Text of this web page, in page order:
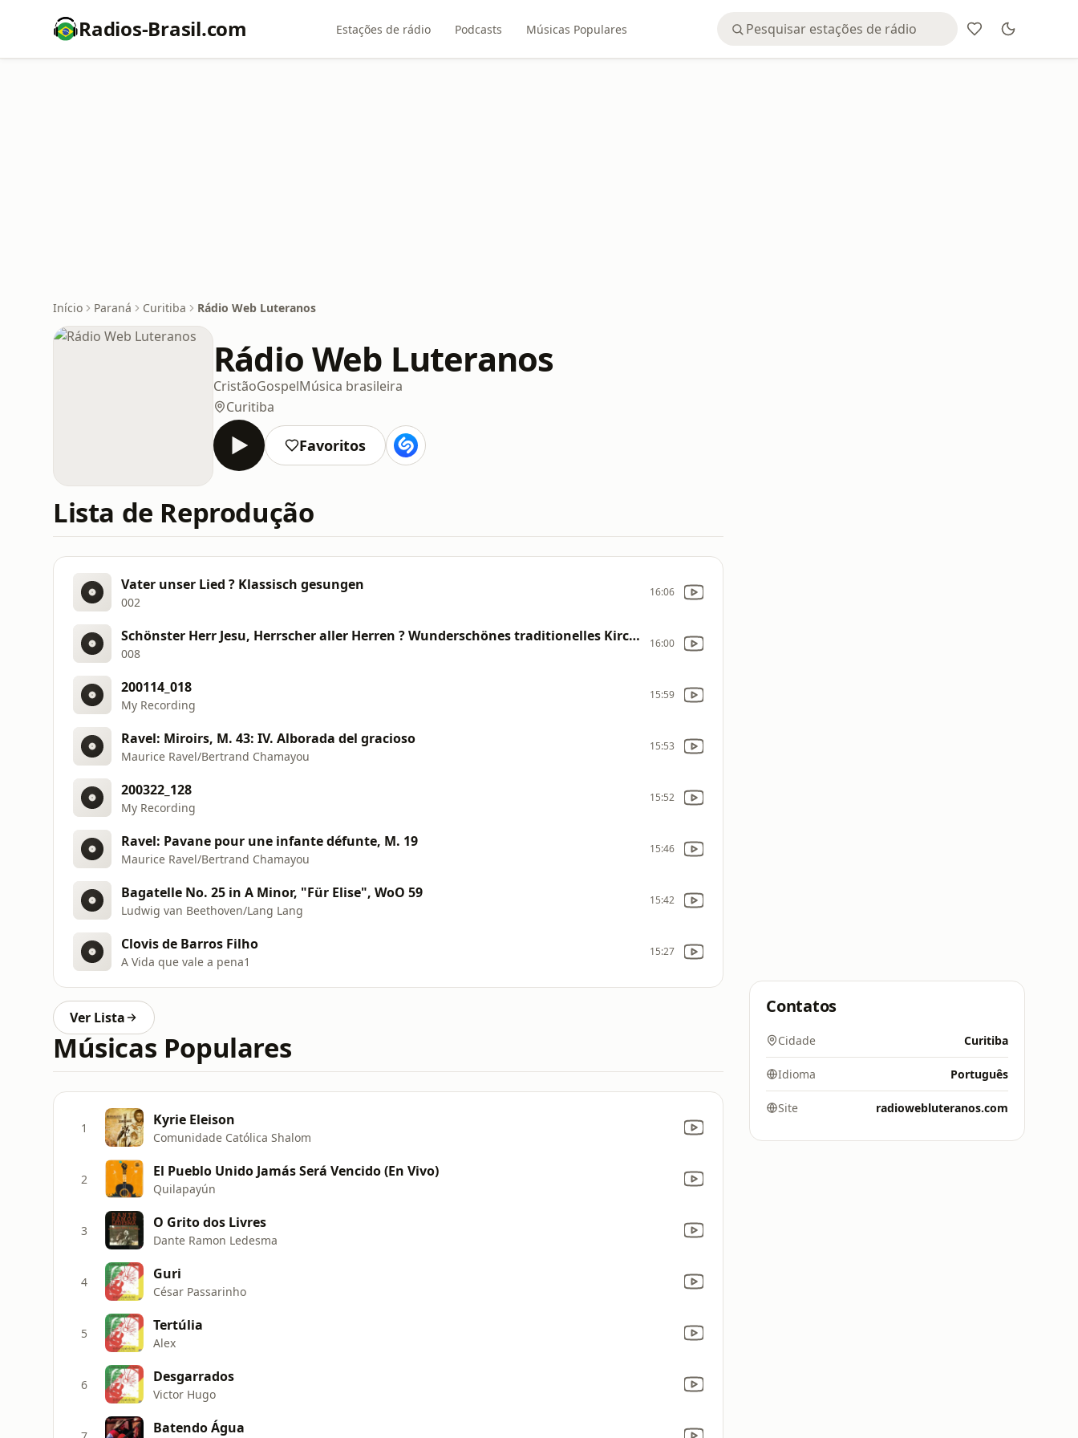
Radios-Brasil.com Estações de rádio Podcasts Músicas Populares
Início Paraná Curitiba Rádio Web Luteranos
Rádio Web Luteranos
CristãoGospelMúsica brasileira
Curitiba
Favoritos
Lista de Reprodução
Vater unser Lied ? Klassisch gesungen
002
16:06
Schönster Herr Jesu, Herrscher aller Herren ? Wunderschönes traditionelles Kirchenlied
008
16:00
200114_018
My Recording
15:59
Ravel: Miroirs, M. 43: IV. Alborada del gracioso
Maurice Ravel/Bertrand Chamayou
15:53
200322_128
My Recording
15:52
Ravel: Pavane pour une infante défunte, M. 19
Maurice Ravel/Bertrand Chamayou
15:46
Bagatelle No. 25 in A Minor, "Für Elise", WoO 59
Ludwig van Beethoven/Lang Lang
15:42
Clovis de Barros Filho
A Vida que vale a pena1
15:27
Ver Lista
Músicas Populares
1 Kyrie Eleison
Comunidade Católica Shalom
2 El Pueblo Unido Jamás Será Vencido (En Vivo)
Quilapayún
3 O Grito dos Livres
Dante Ramon Ledesma
4 Guri
César Passarinho
5 Tertúlia
Alex
6 Desgarrados
Victor Hugo
Batendo Água
Contatos
Cidade Curitiba
Idioma Português
Site radiowebluteranos.com